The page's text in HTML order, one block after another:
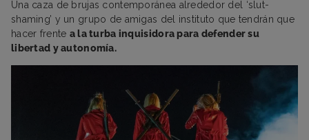
Una caza de brujas contemporánea alrededor del ‘slut-
shaming’ y un grupo de amigas del instituto que tendrán que
hacer frente a la turba inquisidora para defender su
libertad y autonomía.